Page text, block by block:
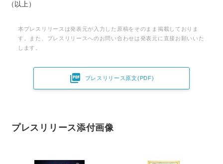
（以上）
本プレスリリースは発表元が入力した原稿をそのまま掲載しておりま
す。また、プレスリリースへのお問い合わせは発表元に直接お願いいた
します。
 プレスリリース原文(PDF)
プレスリリース添付画像